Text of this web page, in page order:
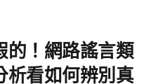
的！網路謠言類
析看如何辨別真